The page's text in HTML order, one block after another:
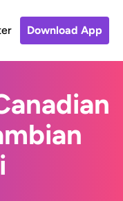
Download App